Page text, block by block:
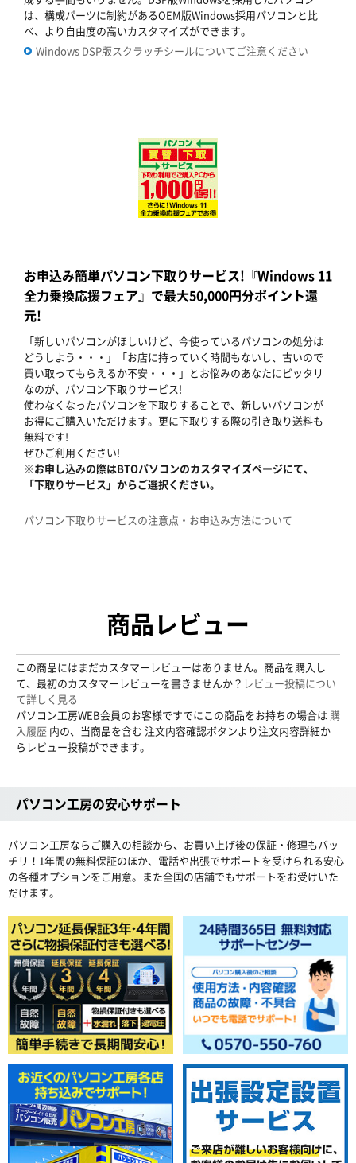
は、構成パーツに制約があるOEM版Windows採用パソコンと比
べ、より自由度の高いカスタマイズができます。
Windows DSP版スクラッチシールについてご注意ください
お申込み簡単パソコン下取りサービス!『Windows 11
全力乗換応援フェア』で最大50,000円分ポイント還
元!
「新しいパソコンがほしいけど、今使っているパソコンの処分は
どうしよう・・・」「お店に持っていく時間もないし、古いので
買い取ってもらえるか不安・・・」とお悩みのあなたにピッタリ
なのが、パソコン下取りサービス!
使わなくなったパソコンを下取りすることで、新しいパソコンが
お得にご購入いただけます。更に下取りする際の引き取り送料も
無料です!
ぜひご利用ください!
※お申し込みの際はBTOパソコンのカスタマイズページにて、
「下取りサービス」からご選択ください。
パソコン下取りサービスの注意点・お申込み方法について
商品レビュー
この商品にはまだカスタマーレビューはありません。商品を購入し
て、最初のカスタマーレビューを書きませんか？ レビュー投稿につい
て詳しく見る
パソコン工房WEB会員のお客様ですでにこの商品をお持ちの場合は 購
入履歴 内の、当商品を含む 注文内容確認ボタンより注文内容詳細か
らレビュー投稿ができます。
パソコン工房の安心サポート
パソコン工房ならご購入の相談から、お買い上げ後の保証・修理もバッ
チリ！1年間の無料保証のほか、電話や出張でサポートを受けられる安心
の各種オプションをご用意。また全国の店舗でもサポートをお受けいた
だけます。